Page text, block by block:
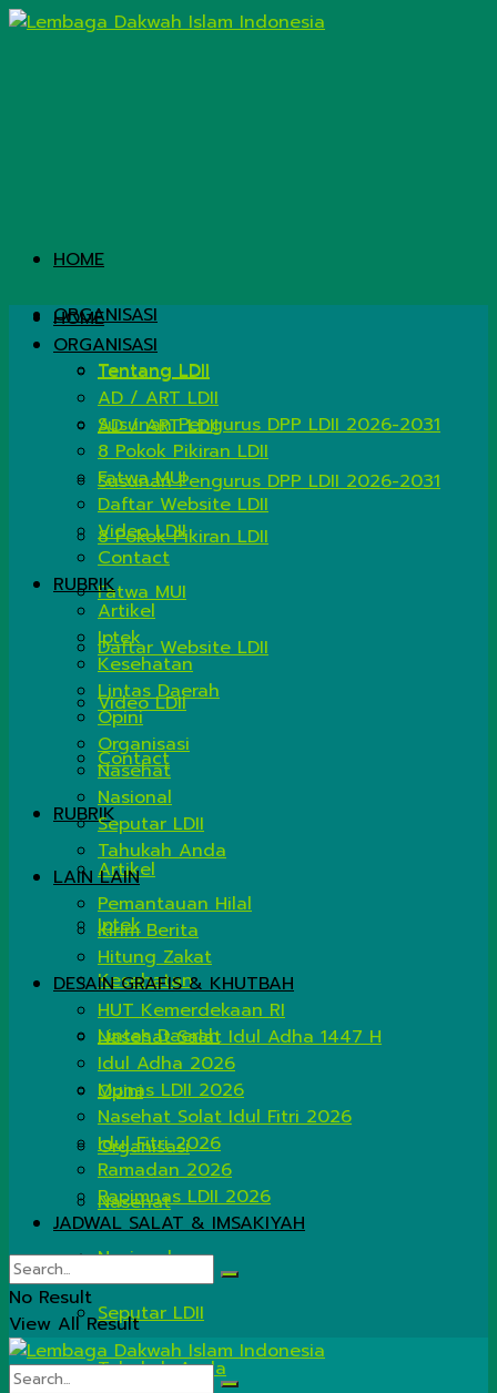
HOME
ORGANISASI
Tentang LDII
AD / ART LDII
Susunan Pengurus DPP LDII 2026-2031
8 Pokok Pikiran LDII
Fatwa MUI
Daftar Website LDII
Video LDII
Contact
RUBRIK
Artikel
Iptek
Kesehatan
Lintas Daerah
Opini
Organisasi
Nasehat
Nasional
Seputar LDII
Tahukah Anda
HOME
ORGANISASI
Tentang LDII
AD / ART LDII
Susunan Pengurus DPP LDII 2026-2031
8 Pokok Pikiran LDII
Fatwa MUI
Daftar Website LDII
Video LDII
Contact
RUBRIK
Artikel
Iptek
Kesehatan
Lintas Daerah
Opini
Organisasi
Nasehat
Nasional
Seputar LDII
Tahukah Anda
LAIN LAIN
Pemantauan Hilal
Kirim Berita
Hitung Zakat
DESAIN GRAFIS & KHUTBAH
HUT Kemerdekaan RI
Nasehat Salat Idul Adha 1447 H
Idul Adha 2026
Munas LDII 2026
Nasehat Solat Idul Fitri 2026
Idul Fitri 2026
Ramadan 2026
Rapimnas LDII 2026
JADWAL SALAT & IMSAKIYAH
No Result
View All Result